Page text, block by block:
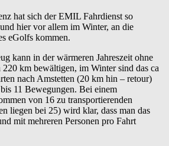
hat sich der EMIL Fahrdienst so
hier vor allem im Winter, an die
eGolfs kommen.
kann in der wärmeren Jahreszeit ohne
220 km bewältigen, im Winter sind das ca
nach Amstetten (20 km hin – retour)
11 Bewegungen. Bei einem
von 16 zu transportierenden
liegen bei 25) wird klar, dass man das
mit mehreren Personen pro Fahrt